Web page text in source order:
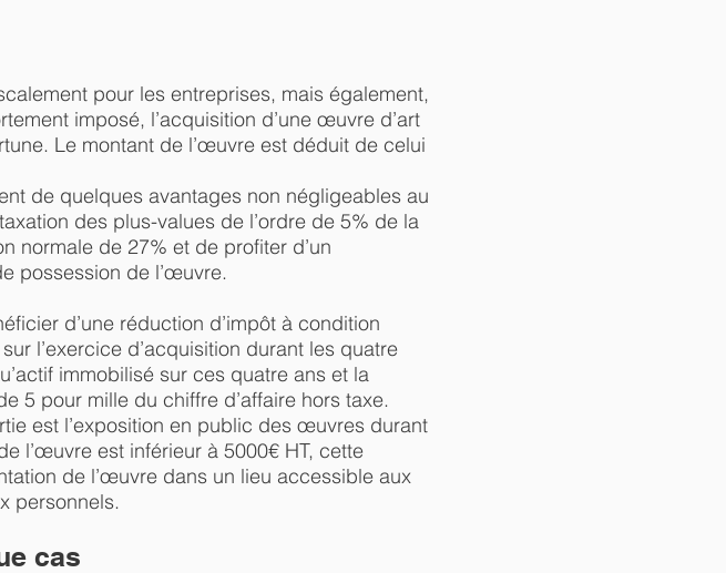
pour les entreprises, mais également,
imposé, l’acquisition d’une œuvre d’art
Le montant de l’œuvre est déduit de celui
de quelques avantages non négligeables au
des plus-values de l’ordre de 5% de la
normale de 27% et de profiter d’un
possession de l’œuvre.
d’une réduction d’impôt à condition
l’exercice d’acquisition durant les quatre
immobilisé sur ces quatre ans et la
5 pour mille du chiffre d’affaire hors taxe.
est l’exposition en public des œuvres durant
l’œuvre est inférieur à 5000€ HT, cette
de l’œuvre dans un lieu accessible aux
personnels.
cas